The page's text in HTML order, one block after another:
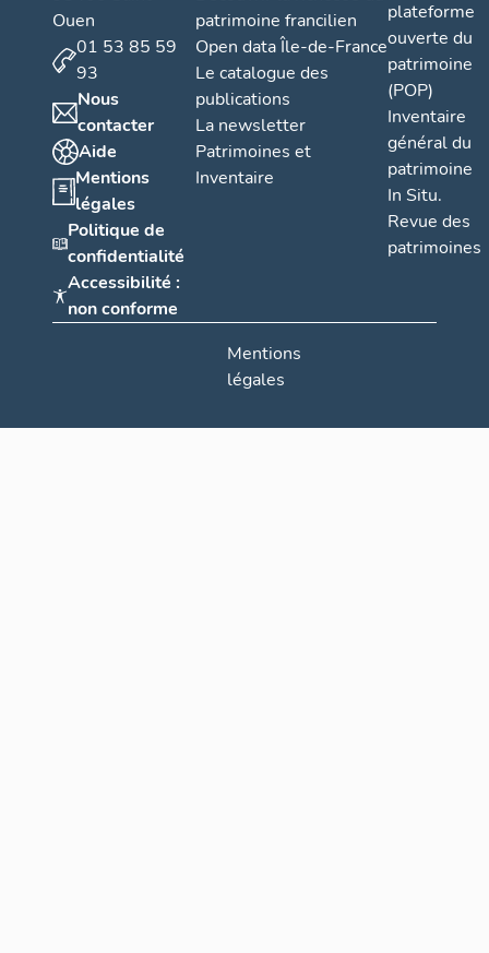
Ouen
01 53 85 59
93
Nous
contacter
Aide
Mentions
légales
Politique de
confidentialité
Accessibilité :
non conforme
patrimoine francilien
Open data Île-de-France
Le catalogue des
publications
La newsletter
Patrimoines et
Inventaire
plateforme
ouverte du
patrimoine
(POP)
Inventaire
général du
patrimoine
In Situ.
Revue des
patrimoines
Mentions
légales